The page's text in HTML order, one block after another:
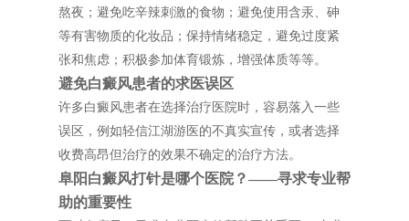
熬夜；避免吃辛辣刺激的食物；避免使用含汞、砷
等有害物质的化妆品；保持情绪稳定，避免过度紧
张和焦虑；积极参加体育锻炼，增强体质等等。
避免白癜风患者的求医误区
许多白癜风患者在选择治疗医院时，容易落入一些
误区，例如轻信江湖游医的不真实宣传，或者选择
收费高昂但治疗的效果不确定的治疗方法。
阜阳白癜风打针是哪个医院？——寻求专业帮
助的重要性